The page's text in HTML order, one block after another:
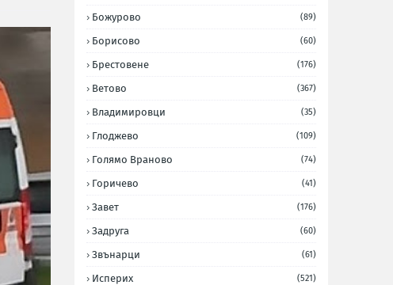
Божурово (89)
Борисово (60)
Брестовене (176)
Ветово (367)
Владимировци (35)
Глоджево (109)
Голямо Враново (74)
Горичево (41)
Завет (176)
Задруга (60)
Звънарци (61)
Исперих (521)